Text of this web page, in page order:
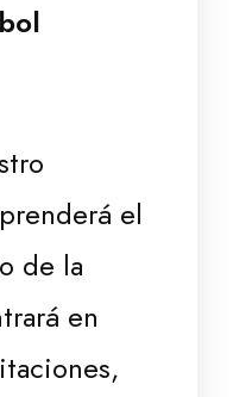
el
de la
en